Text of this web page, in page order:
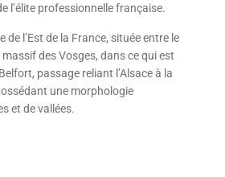
l’élite professionnelle française.
de l’Est de la France, située entre le
des Vosges, dans ce qui est
passage reliant l’Alsace à la
une morphologie
et de vallées.